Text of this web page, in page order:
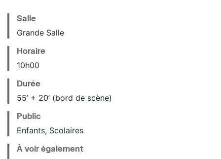
Salle
Grande Salle
Horaire
10h00
Durée
55’ + 20’ (bord de scène)
Public
Enfants, Scolaires
À voir également